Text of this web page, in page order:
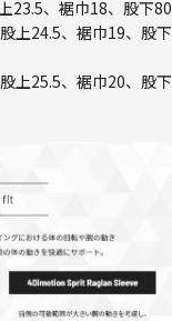
23.5、裾巾18、股下80
上24.5、裾巾19、股下
上25.5、裾巾20、股下